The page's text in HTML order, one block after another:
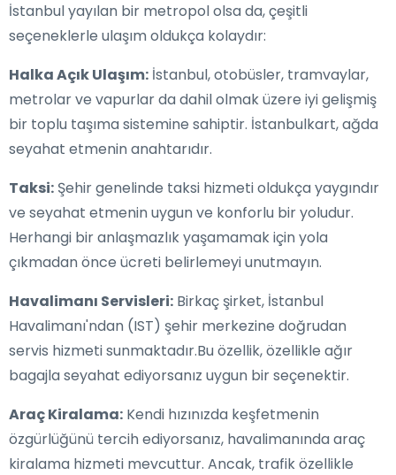
İstanbul yayılan bir metropol olsa da, çeşitli
seçeneklerle ulaşım oldukça kolaydır:
Halka Açık Ulaşım: İstanbul, otobüsler, tramvaylar,
metrolar ve vapurlar da dahil olmak üzere iyi gelişmiş
bir toplu taşıma sistemine sahiptir. İstanbulkart, ağda
seyahat etmenin anahtarıdır.
Taksi: Şehir genelinde taksi hizmeti oldukça yaygındır
ve seyahat etmenin uygun ve konforlu bir yoludur.
Herhangi bir anlaşmazlık yaşamamak için yola
çıkmadan önce ücreti belirlemeyi unutmayın.
Havalimanı Servisleri: Birkaç şirket, İstanbul
Havalimanı'ndan (IST) şehir merkezine doğrudan
servis hizmeti sunmaktadır.Bu özellik, özellikle ağır
bagajla seyahat ediyorsanız uygun bir seçenektir.
Araç Kiralama: Kendi hızınızda keşfetmenin
özgürlüğünü tercih ediyorsanız, havalimanında araç
kiralama hizmeti mevcuttur. Ancak, trafik özellikle